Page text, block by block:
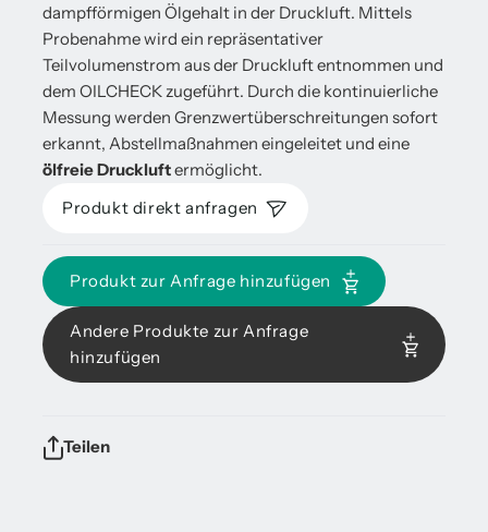
dampfförmigen Ölgehalt in der Druckluft. Mittels
Probenahme wird ein repräsentativer
Teilvolumenstrom aus der Druckluft entnommen und
dem OILCHECK zugeführt. Durch die kontinuierliche
Messung werden Grenzwertüberschreitungen sofort
erkannt, Abstellmaßnahmen eingeleitet und eine
ölfreie Druckluftermöglicht.
Produkt direkt anfragen
Produkt zur Anfrage hinzufügen
Andere Produkte zur Anfrage
hinzufügen
Teilen